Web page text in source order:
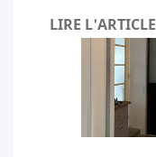
LIRE L'ARTICLE